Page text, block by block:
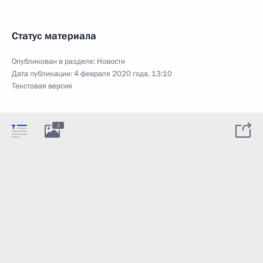
Статус материала
Опубликован в разделе: Новости
Дата публикации:4 февраля 2020 года, 13:10
Текстовая версия
2